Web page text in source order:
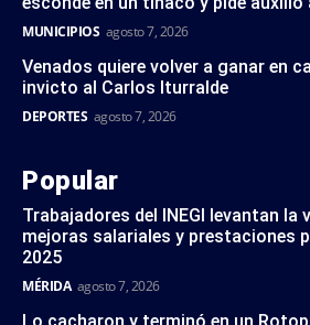
MUNICIPIOS agosto 7, 2026
Venados quiere volver a ganar en
invicto al Carlos Iturralde
DEPORTES agosto 7, 2026
Popular
Trabajadores del INEGI levantan la
mejoras salariales y prestaciones
2025
MÉRIDA agosto 7, 2026